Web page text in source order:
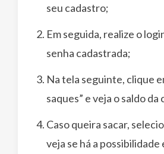
seu cadastro;
Em seguida, realize o
senha cadastrada;
Na tela seguinte, clique
saques” e veja o saldo da
Caso queira sacar,
veja se há a possibilidade